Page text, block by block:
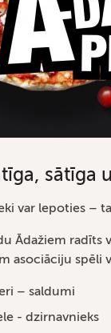
sātīga
var lepoties –
Ādažiem radīts
asociāciju spēli
– saldumi
- dzirnavnieks